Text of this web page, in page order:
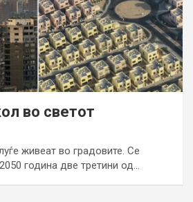
во светот
живеат во градовите. Се
година две третини од…